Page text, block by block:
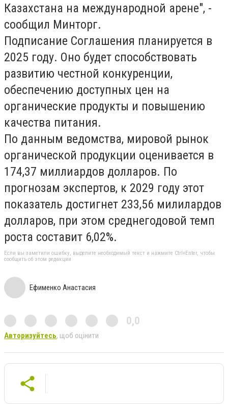
Казахстана на международной арене", -
сообщил Минторг.
Подписание Соглашения планируется в
2025 году. Оно будет способствовать
развитию честной конкуренции,
обеспечению доступных цен на
органические продукты и повышению
качества питания.
По данным ведомства, мировой рынок
органической продукции оценивается в
174,37 миллиардов долларов. По
прогнозам экспертов, к 2029 году этот
показатель достигнет 233,56 милилардов
долларов, при этом среднегодовой темп
роста составит 6,02%.
Если вы заметили ошибку, выделите необходимый текст и нажмите Ctrl+Enter, чтобы
сообщить об этом редакции
Ефименко Анастасия
0,0
Авторизуйтесь, щоб оцінити